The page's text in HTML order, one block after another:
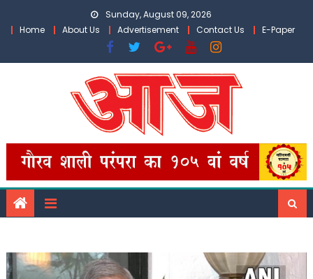
Sunday, August 09, 2026
Home
About Us Advertisement Contact Us E-Paper